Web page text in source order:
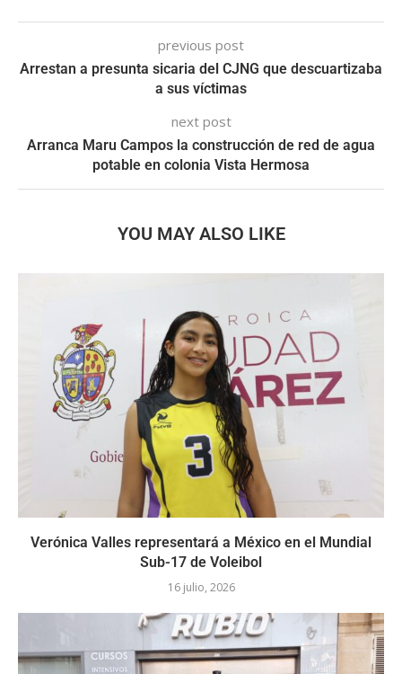
previous post
Arrestan a presunta sicaria del CJNG que descuartizaba
a sus víctimas
next post
Arranca Maru Campos la construcción de red de agua
potable en colonia Vista Hermosa
YOU MAY ALSO LIKE
Verónica Valles representará a México en el Mundial
Sub-17 de Voleibol
16 julio, 2026